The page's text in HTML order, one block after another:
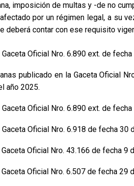
imposición de multas y -de no
por un régimen legal, a su
deberá contar con ese requisito
Oficial Nro. 6.890 ext. de
publicado en la Gaceta Oficial
año 2025.
Oficial Nro. 6.890 ext. de
Oficial Nro. 6.918 de fecha 30
Oficial Nro. 43.166 de fecha 9
Oficial Nro. 6.507 de fecha 29